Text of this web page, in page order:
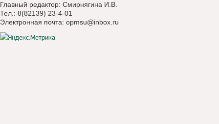
Главный редактор: Смирнягина И.В.
Тел.: 8(82139) 23-4-01
Электронная почта: opmsu@inbox.ru